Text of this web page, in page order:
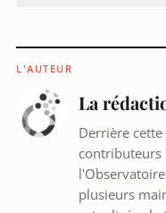
L'AUTEUR
La
Derrière
contributeurs
plusieurs